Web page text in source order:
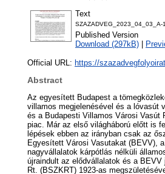
Text
SZAZADVEG_2023_04_03_A-
Published Version
Download (297kB)
Official URL: https://
Abstract
Az egyesített Budapest a
villamos megjelenésével és a lóvasút
és a Budapesti Villamos Városi
piac. Már az első világháború előtt is
lépések ebben az irányban csak az
Egyesített Városi Vasutakat (BEVV),
nagyvállalatok kárpótlás nélküli
újraindult az elődvállalatok és a
Rt. (BSZKRT) 1923-as